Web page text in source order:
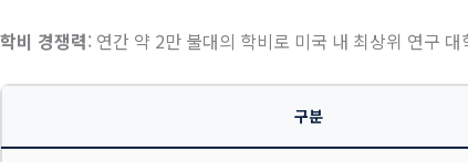
학비 경쟁력: 연간 약 2만 불대의 학비로 미국 내 최상위 연구
구분